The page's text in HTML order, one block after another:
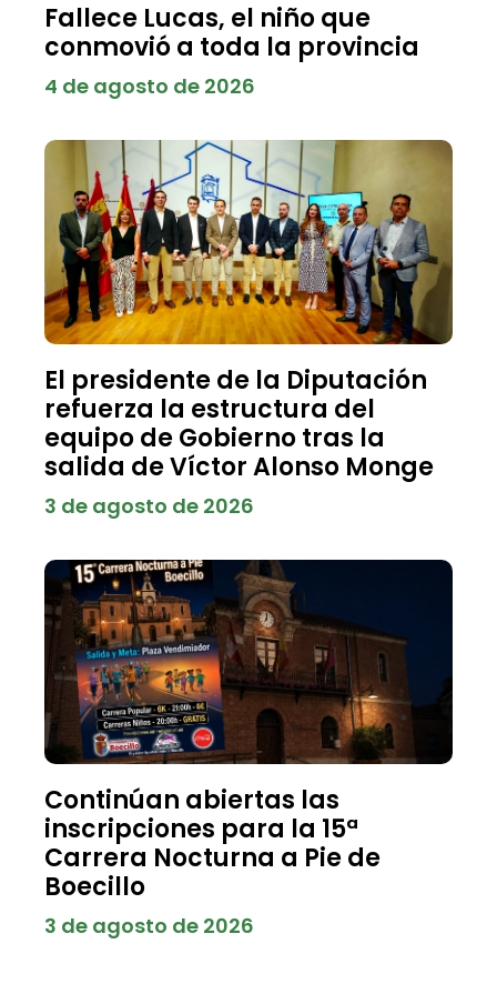
Fallece Lucas, el niño que
conmovió a toda la provincia
4 de agosto de 2026
El presidente de la Diputación
refuerza la estructura del
equipo de Gobierno tras la
salida de Víctor Alonso Monge
3 de agosto de 2026
Continúan abiertas las
inscripciones para la 15ª
Carrera Nocturna a Pie de
Boecillo
3 de agosto de 2026